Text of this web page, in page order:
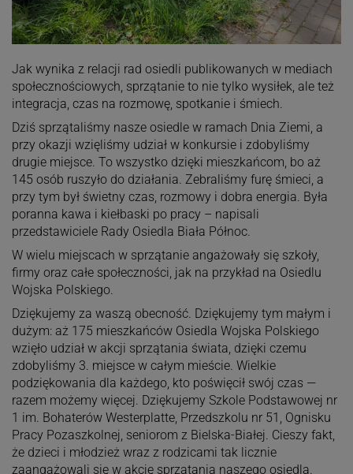
Jak wynika z relacji rad osiedli publikowanych w mediach
społecznościowych, sprzątanie to nie tylko wysiłek, ale też
integracja, czas na rozmowę, spotkanie i śmiech.
Dziś sprzątaliśmy nasze osiedle w ramach Dnia Ziemi, a
przy okazji wzięliśmy udział w konkursie i zdobyliśmy
drugie miejsce. To wszystko dzięki mieszkańcom, bo aż
145 osób ruszyło do działania. Zebraliśmy furę śmieci, a
przy tym był świetny czas, rozmowy i dobra energia. Była
poranna kawa i kiełbaski po pracy – napisali
przedstawiciele Rady Osiedla Biała Północ.
W wielu miejscach w sprzątanie angażowały się szkoły,
firmy oraz całe społeczności, jak na przykład na Osiedlu
Wojska Polskiego.
Dziękujemy za waszą obecność. Dziękujemy tym małym i
dużym: aż 175 mieszkańców Osiedla Wojska Polskiego
wzięło udział w akcji sprzątania świata, dzięki czemu
zdobyliśmy 3. miejsce w całym mieście. Wielkie
podziękowania dla każdego, kto poświęcił swój czas —
razem możemy więcej. Dziękujemy Szkole Podstawowej nr
1 im. Bohaterów Westerplatte, Przedszkolu nr 51, Ognisku
Pracy Pozaszkolnej, seniorom z Bielska-Białej. Cieszy fakt,
że dzieci i młodzież wraz z rodzicami tak licznie
zaangażowali się w akcję sprzątania naszego osiedla.